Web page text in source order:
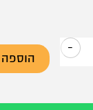
כמות
-